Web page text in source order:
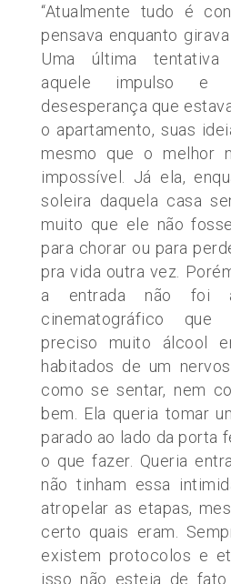
“Atualmente tudo é
pensava enquanto
Uma última tentativa
aquele impulso e
desesperança que
o apartamento, suas
mesmo que o melhor
impossível. Já ela,
soleira daquela casa
muito que ele não
para chorar ou para
pra vida outra vez.
a entrada não foi
cinematográfico que
preciso muito álcool
habitados de um
como se sentar, nem
bem. Ela queria tomar
parado ao lado da porta
o que fazer. Queria
não tinham essa
atropelar as etapas,
certo quais eram.
existem protocolos e
isso não esteja de fato